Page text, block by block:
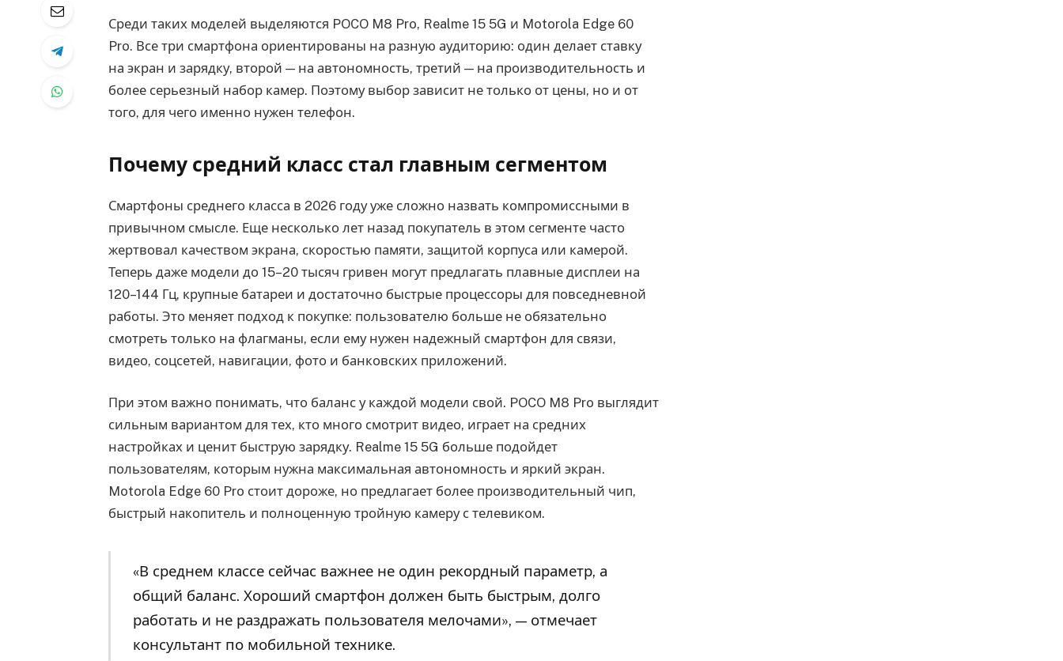
Среди таких моделей выделяются POCO M8 Pro, Realme 15 5G и Motorola Edge 60
Pro. Все три смартфона ориентированы на разную аудиторию: один делает ставку
на экран и зарядку, второй — на автономность, третий — на производительность и
более серьезный набор камер. Поэтому выбор зависит не только от цены, но и от
того, для чего именно нужен телефон.
Почему средний класс стал главным сегментом
Смартфоны среднего класса в 2026 году уже сложно назвать компромиссными в
привычном смысле. Еще несколько лет назад покупатель в этом сегменте часто
жертвовал качеством экрана, скоростью памяти, защитой корпуса или камерой.
Теперь даже модели до 15–20 тысяч гривен могут предлагать плавные дисплеи на
120–144 Гц, крупные батареи и достаточно быстрые процессоры для повседневной
работы. Это меняет подход к покупке: пользователю больше не обязательно
смотреть только на флагманы, если ему нужен надежный смартфон для связи,
видео, соцсетей, навигации, фото и банковских приложений.
При этом важно понимать, что баланс у каждой модели свой. POCO M8 Pro выглядит
сильным вариантом для тех, кто много смотрит видео, играет на средних
настройках и ценит быструю зарядку. Realme 15 5G больше подойдет
пользователям, которым нужна максимальная автономность и яркий экран.
Motorola Edge 60 Pro стоит дороже, но предлагает более производительный чип,
быстрый накопитель и полноценную тройную камеру с телевиком.
«В среднем классе сейчас важнее не один рекордный параметр, а
общий баланс. Хороший смартфон должен быть быстрым, долго
работать и не раздражать пользователя мелочами», — отмечает
консультант по мобильной технике.